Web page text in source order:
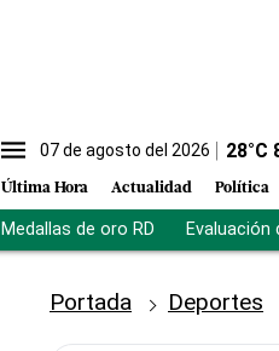
07 de agosto del 2026 28°C
Última Hora Actualidad Política
Medallas de oro RD Evaluación
Portada Deportes